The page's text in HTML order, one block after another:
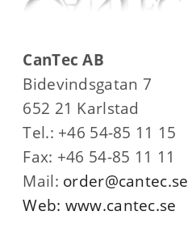
CanTec AB
Bidevindsgatan 7
652 21 Karlstad
Tel.: +46 54-85 11 15
Fax: +46 54-85 11 11
Mail: order@cantec.se
Web: www.cantec.se